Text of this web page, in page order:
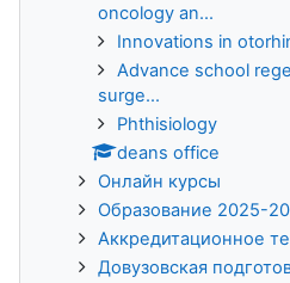
oncology an...
Innovations in
Advance school
surge...
Phthisiology
deans office
Онлайн курсы
Образование 2025-
Аккредитационное
Довузовская